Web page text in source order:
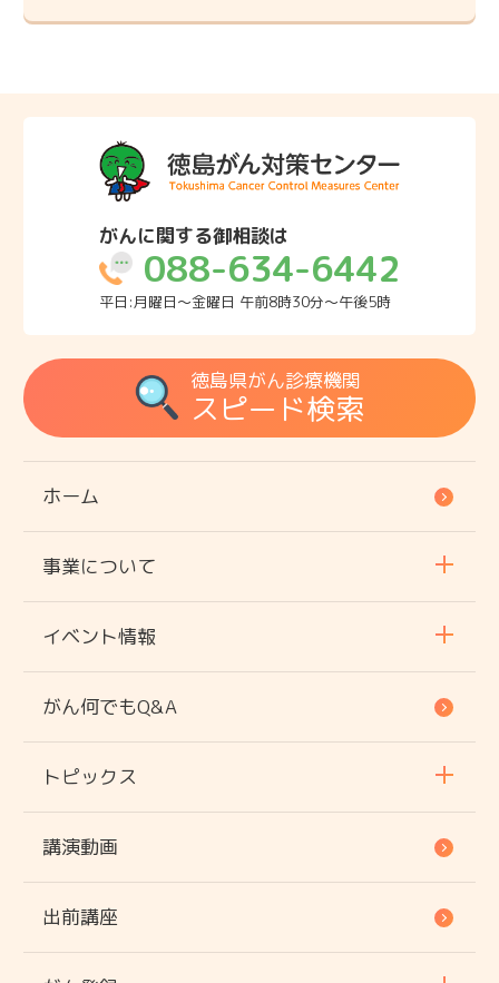
がんに関する御相談は
088-634-6442
平日:月曜日～金曜日 午前8時30分～午後5時
徳島県がん診療機関
スピード検索
ホーム
事業について
イベント情報
がん何でもQ&A
トピックス
講演動画
出前講座